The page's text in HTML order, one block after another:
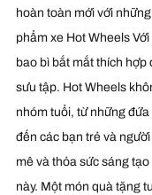
hoàn toàn mới với
phẩm xe Hot Wheels
bao bì bắt mắt thích hợp
sưu tập. Hot Wheels
nhóm tuổi, từ những
đến các bạn trẻ và
mê và thỏa sức sáng
này. Một món quà tặng